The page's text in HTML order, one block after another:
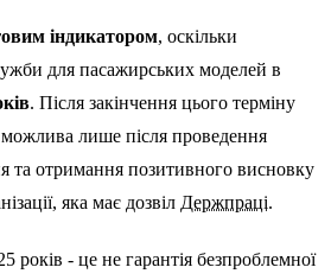
індикатором, оскільки
для пасажирських моделей в
. Після закінчення цього терміну
лише після проведення
та отримання позитивного висновку
яка має дозвіл Держпраці.
років - це не гарантія безпроблемної